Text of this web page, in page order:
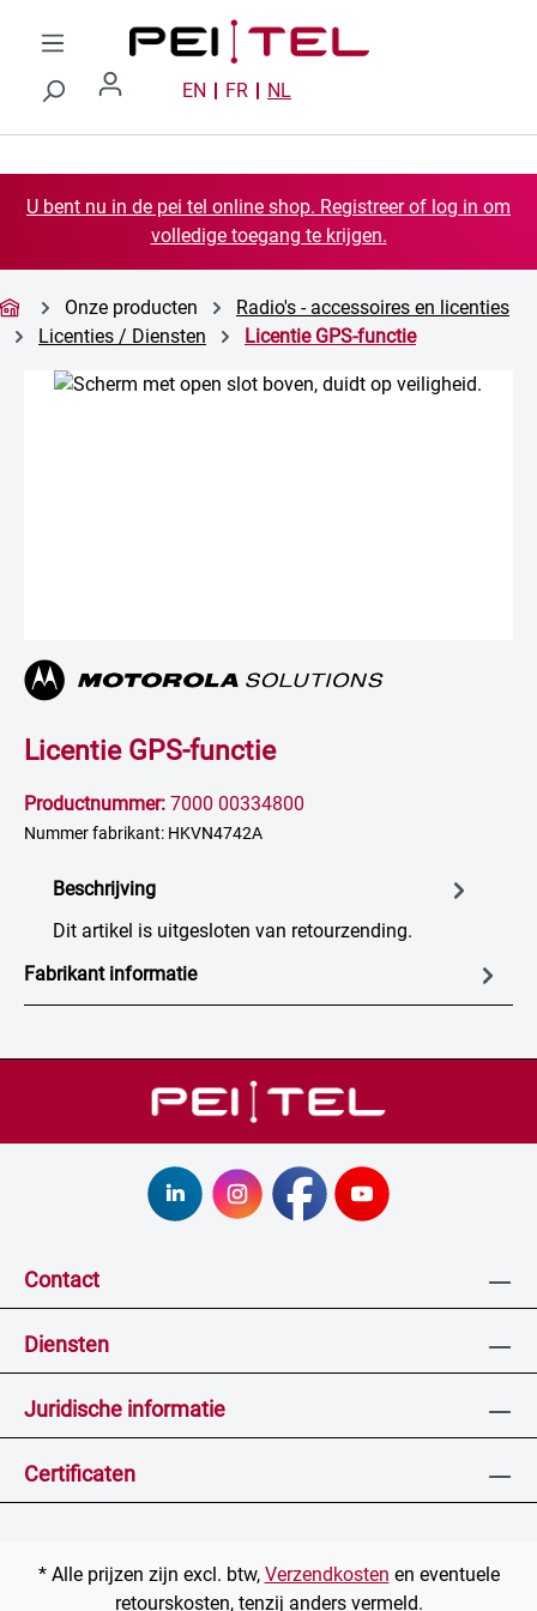
Ga naar de hoofdinhoud
EN FR NL
U bent nu in de pei tel online shop. Registreer of log in om
volledige toegang te krijgen.
Onze producten
Radio's - accessoires en licenties
Licenties / Diensten
Licentie GPS-functie
Afbeeldingengalerij overslaan
Licentie GPS-functie
Productnummer: 7000 00334800
Nummer fabrikant: HKVN4742A
Beschrijving
Dit artikel is uitgesloten van retourzending.
Fabrikant informatie
Contact
Diensten
Juridische informatie
Certificaten
* Alle prijzen zijn excl. btw, Verzendkosten en eventuele
retourskosten, tenzij anders vermeld.